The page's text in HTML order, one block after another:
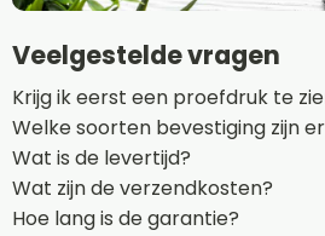
Veelgestelde vragen
Krijg ik eerst een proefdruk te
Welke soorten bevestiging zijn
Wat is de levertijd?
Wat zijn de verzendkosten?
Hoe lang is de garantie?